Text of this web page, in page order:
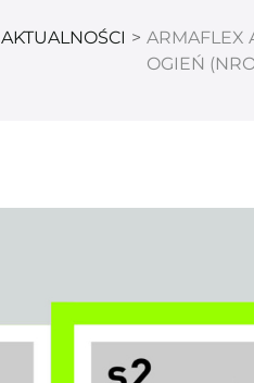
AKTUALNOŚCI > ARMAFLEX
OGIEŃ